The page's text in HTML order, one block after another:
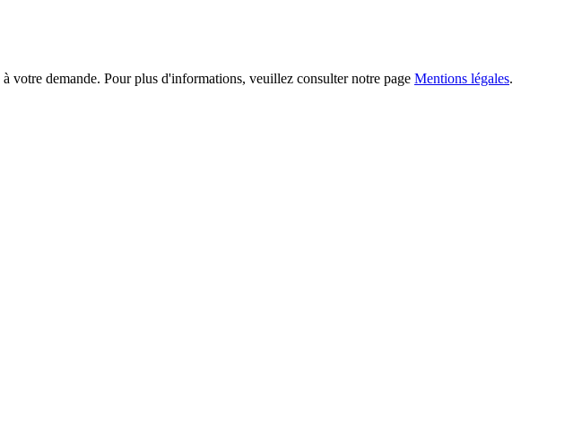
votre demande. Pour plus d'informations, veuillez consulter notre page Mentions légales.